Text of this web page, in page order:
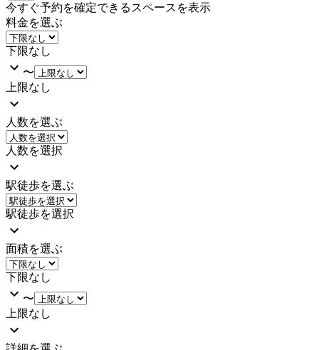
今すぐ予約を確定できるスペースを表示
料金を選ぶ
下限なし
〜
上限なし
人数を選ぶ
人数を選択
駅徒歩を選ぶ
駅徒歩を選択
面積を選ぶ
下限なし
〜
上限なし